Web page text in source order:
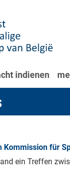
indienen
für
ein Treffen